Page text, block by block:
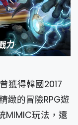
獲得韓國2017
緻的冒險RPG遊
MIMIC玩法，還